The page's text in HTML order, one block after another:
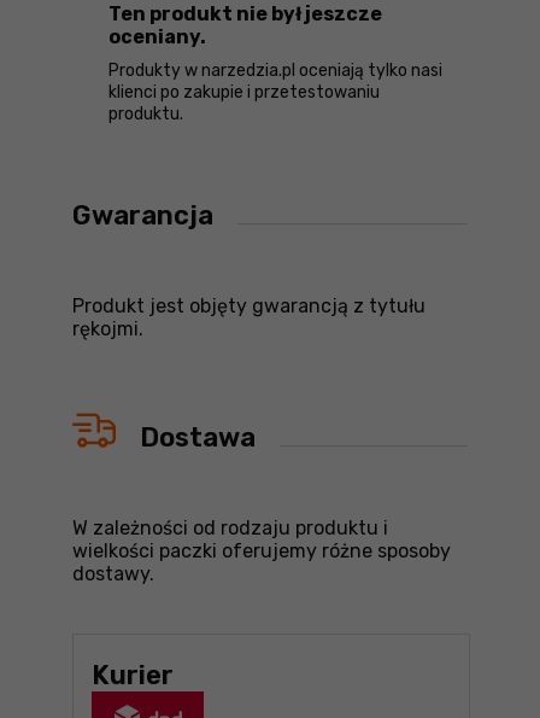
Ten produkt nie był jeszcze
oceniany.
Produkty w narzedzia.pl oceniają tylko nasi
klienci po zakupie i przetestowaniu
produktu.
Gwarancja
Produkt jest objęty gwarancją z tytułu
rękojmi.
Dostawa
W zależności od rodzaju produktu i
wielkości paczki oferujemy różne sposoby
dostawy.
Kurier